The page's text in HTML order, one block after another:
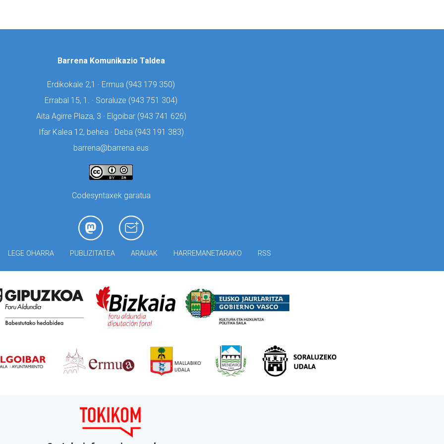
Barrena Komunikazio Taldea
Erdikokale 2,1 · Ermua (943 179 350)
Errabal 15, 1. · Soraluze (943 751 304)
Aita Agirre Plaza, 3 · Elgoibar (943 741 626)
Ifar Kalea 12, behea · Deba (943 191 383)
barrena@barrena.eus
Codesyntaxek garatua
LEGE OHARRA PUBLIZITATEA ARAUAK HARREMANETARAKO RSS